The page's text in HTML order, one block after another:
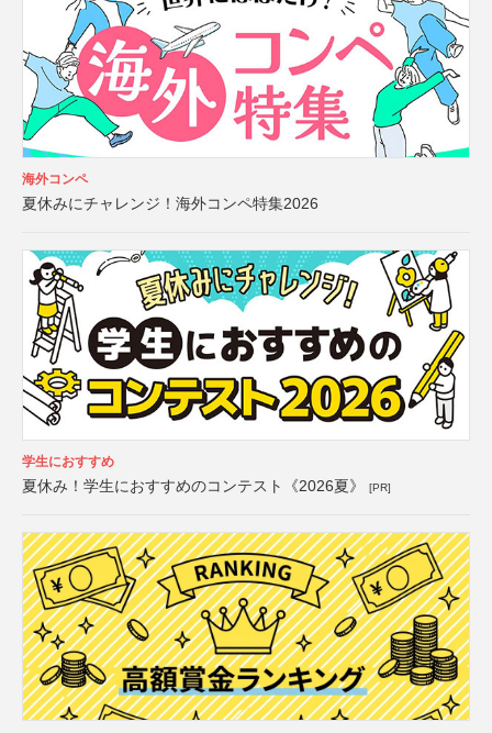
海外コンペ
夏休みにチャレンジ！海外コンペ特集2026
学生におすすめ
夏休み！学生におすすめのコンテスト《2026夏》 [PR]